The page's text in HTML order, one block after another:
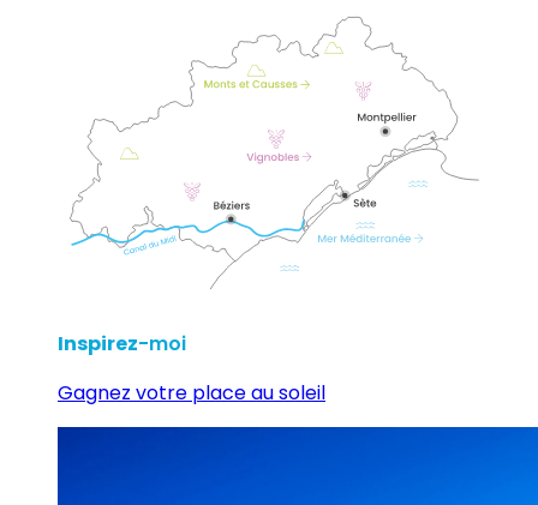
Inspirez-moi
Gagnez votre place au soleil